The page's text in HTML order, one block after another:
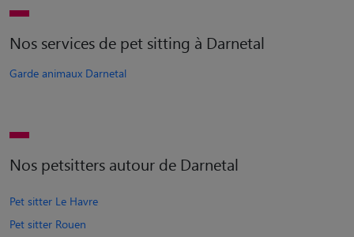
Nos services de pet sitting à Darnetal
Garde animaux Darnetal
Nos petsitters autour de Darnetal
Pet sitter Le Havre
Pet sitter Rouen